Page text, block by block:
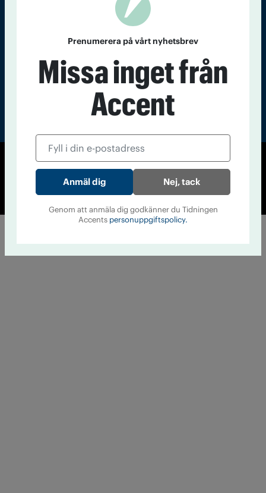
© Tidningen Accent 2026
Cookiepolicy
Personuppgiftspolicy
Prenumerera på vårt nyhetsbrev
Missa inget från
Accent
Nej, tack
Genom att anmäla dig godkänner du Tidningen
Accents personuppgiftspolicy.